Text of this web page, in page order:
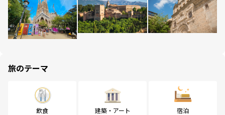
旅のテーマ
飲食 建築・アート 宿泊